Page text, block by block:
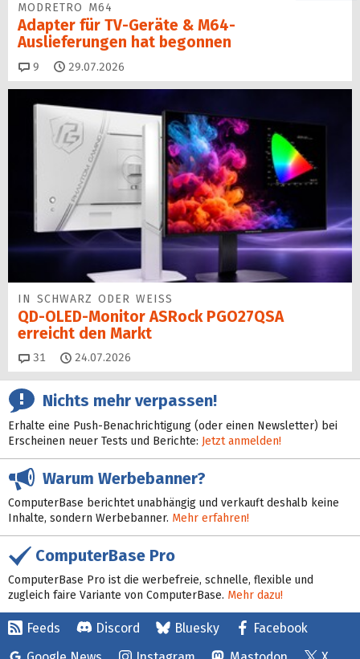
MODRETRO M64
Adapter für TV-Geräte & M64-
Auslieferungen hat begon­nen
9 Kommentare
29.07.2026
IN SCHWARZ ODER WEISS
QD-OLED-Monitor ASRock PGO27QSA
erreicht den Markt
31 Kommentare
24.07.2026
Nichts mehr verpassen!
Erhalte eine Push-Benachrichtigung (oder einen Newsletter) bei
Erscheinen neuer Tests und Berichte: Jetzt anmelden!
Warum Werbebanner?
ComputerBase berichtet unabhängig und verkauft deshalb keine
Inhalte, sondern Werbebanner. Mehr erfahren!
ComputerBase Pro
ComputerBase Pro ist die werbefreie, schnelle, flexible und
zugleich faire Variante von ComputerBase. Mehr dazu!
Feeds Discord Bluesky
Facebook